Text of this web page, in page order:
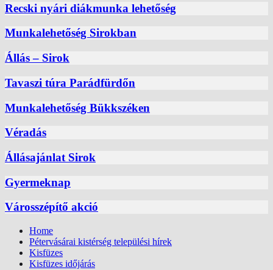
Recski nyári diákmunka lehetőség
Munkalehetőség Sirokban
Állás – Sirok
Tavaszi túra Parádfürdőn
Munkalehetőség Bükkszéken
Véradás
Állásajánlat Sirok
Gyermeknap
Városszépítő akció
Home
Pétervásárai kistérség települési hírek
Kisfüzes
Kisfüzes időjárás